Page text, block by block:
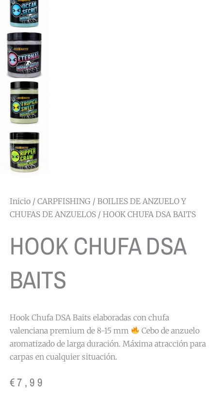
Inicio / CARPFISHING / BOILIES DE ANZUELO Y
CHUFAS DE ANZUELOS / HOOK CHUFA DSA BAITS
HOOK CHUFA DSA
BAITS
Hook Chufa DSA Baits elaboradas con chufa
valenciana premium de 8-15 mm
Cebo de anzuelo
aromatizado de larga duración. Máxima atracción para
carpas en cualquier situación.
€7,99